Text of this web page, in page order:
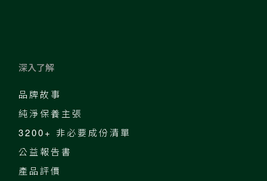
深入了解
品牌故事
純淨保養主張
3200+ 非必要成份清單
公益報告書
產品評價